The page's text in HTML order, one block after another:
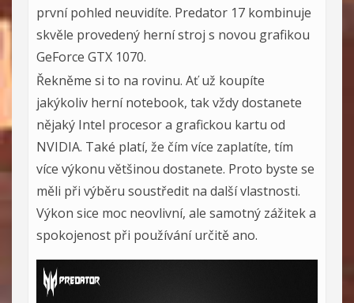
první pohled neuvidíte. Predator 17 kombinuje
skvěle provedený herní stroj s novou grafikou
GeForce GTX 1070.
Řekněme si to na rovinu. Ať už koupíte
jakýkoliv herní notebook, tak vždy dostanete
nějaký Intel procesor a grafickou kartu od
NVIDIA. Také platí, že čím více zaplatíte, tím
více výkonu většinou dostanete. Proto byste se
měli při výběru soustředit na další vlastnosti.
Výkon sice moc neovlivní, ale samotný zážitek a
spokojenost při používání určitě ano.